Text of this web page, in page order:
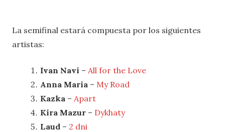
La semifinal estará compuesta por los siguientes
artistas:
Ivan Navi – All for the Love
Anna Maria – My Road
Kazka – Apart
Kira Mazur – Dykhaty
Laud – 2 dni